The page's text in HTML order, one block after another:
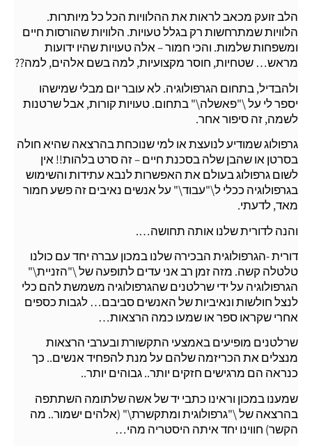
הלב זועק מכאב לראות את ההלוויות הכל כל מיותרות.
הלוויות שמתרחשות רק בגלל טעויות. הלוויות שהורסות חיים
ומשפחות שלמות. והכי חמור – אלה טעויות שהיו ידועות
מראש… שטחיות, חוסר מקצועיות, למה בשם אלהים, למה??
ולהבדיל, בתחום הגרפולוגיה. לא עובר יום מבלי שמישהו
יספר לי על \"פאשלה\" בתחום. טעויות קורות, אבל שרטנות
לשמה, זה סיפור אחר.
גרפולוג שמודיע לנועצת או למי שנוכחת בהרצאה שהיא חולה
בסרטן או שהבן שלה בסכנת חיים – זה סרט בלהות!! אין
לשום גרפולוג בעולם את האפשרות לנבא עתידות והשימוש
בגרפולוגיה ככלי ל\"עבוד\" על אנשים נאיבים זה פשע חמור
מאד, לדעתי.
והנה לדורית שלנו אותה תחושה….
דורית -הגרפולוגית הבכירה שלנו במכון עברה יחד עם כולנו
טלטלה קשה. מזה זמן רב אני עדים לתופעה של \"הזניית\"
הגרפולוגיה על ידי שרלטנים שהגרפולוגיה משמשת להם כלי
לנצל חולשות ונאיביות של האנשים סביבם… לגבות כספים
אחרי שקראו ספר או שמעו כמה הרצאות…
שרלטנים מופיעים באמצעי התקשורת ובערבי הרצאות
מנצלים את הכריזמה שלהם על מנת להפחיד אנשים.. כך
כנראה הם מרגישים חזקים יותר.. גבוהים יותר..
שמענו במכון וראינו כתבי יד של אשה שלתומה השתתפה
בהרצאה של \"גרפולוגית ומתקשרת\" (אלהים ישמור.. מה
הקשר) חווינו יחד איתה היסטריה מהי…